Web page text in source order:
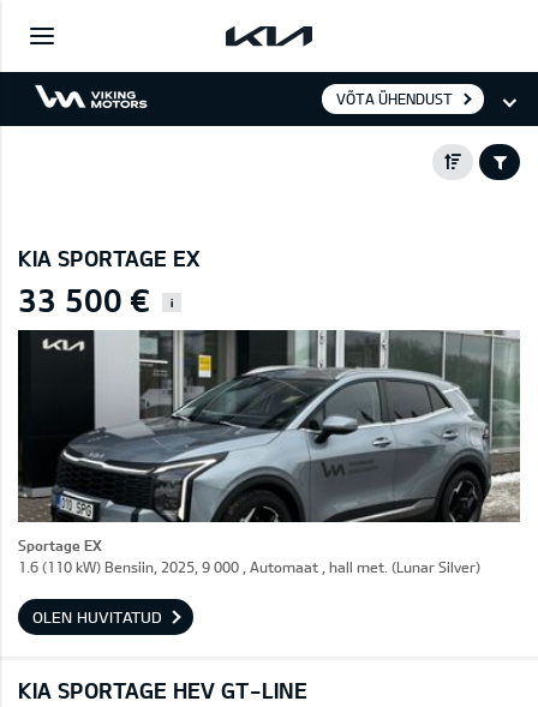
VÕTA ÜHENDUST
KIA SPORTAGE EX
33 500 € i
Sportage EX
1.6 (110 kW) Bensiin, 2025, 9 000 , Automaat , hall met. (Lunar Silver)
OLEN HUVITATUD
KIA SPORTAGE HEV GT-LINE